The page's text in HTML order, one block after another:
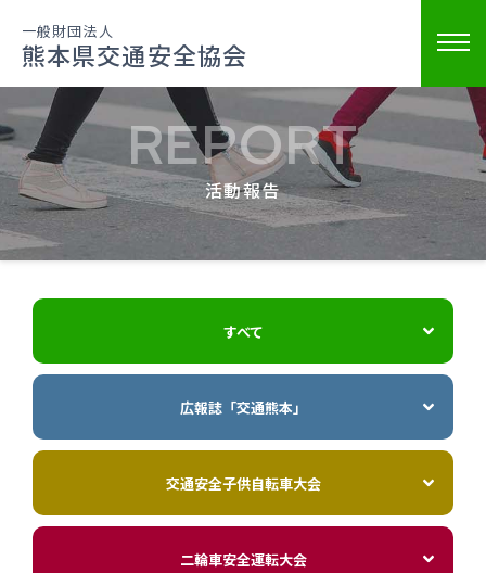
一般財団法人
熊本県交通安全協会
活動報告
REPORT
すべて
広報誌「交通熊本」
交通安全子供自転車大会
二輪車安全運転大会